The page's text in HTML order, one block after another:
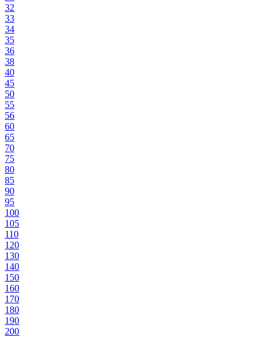
32
33
34
35
36
38
40
45
50
55
56
60
65
70
75
80
85
90
95
100
105
110
120
130
140
150
160
170
180
190
200